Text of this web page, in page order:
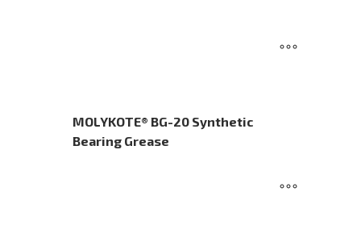
MOLYKOTE® BG-20 Synthetic
Bearing Grease